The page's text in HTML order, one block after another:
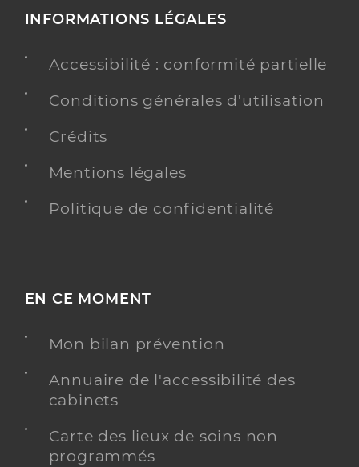
INFORMATIONS LÉGALES
Accessibilité : conformité partielle
Conditions générales d'utilisation
Crédits
Mentions légales
Politique de confidentialité
EN CE MOMENT
Mon bilan prévention
Annuaire de l'accessibilité des
cabinets
Carte des lieux de soins non
programmés